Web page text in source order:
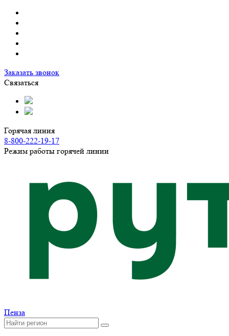
Заказать звонок
Связаться
Горячая линия
8-800-222-19-17
Режим работы горячей линии
Пенза